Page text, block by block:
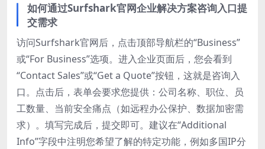
如何通过Surfshark官网企业解决方案咨询入口提
交需求
访问Surfshark官网后，点击顶部导航栏的“Business”
或“For Business”选项。进入企业页面后，您会看到
“Contact Sales”或“Get a Quote”按钮，这就是咨询入
口。点击后，表单会要求您提供：公司名称、职位、员
工数量、当前安全痛点（如远程办公保护、数据加密需
求）。填写完成后，提交即可。建议在“Additional
Info”字段中注明您希望了解的特定功能，例如多国IP分